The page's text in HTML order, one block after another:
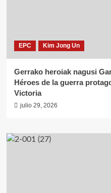
EPC Kim Jong Un
Gerrako heroiak nagusi
Héroes de la guerra
Victoria
julio 29, 2026